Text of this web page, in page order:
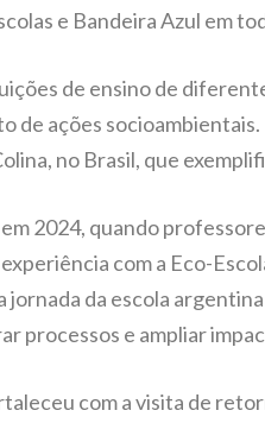
e Bandeira Azul em
de ensino de
de ações
no Brasil, que
2024, quando
com a Eco-
da escola
processos e ampliar
com a visita de